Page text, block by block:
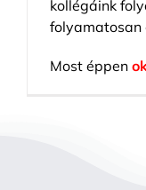
kollégáink
folyamatosan
Most éppen